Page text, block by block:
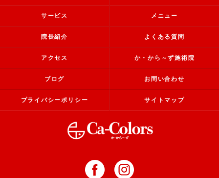
サービス メニュー
院長紹介 よくある質問
アクセス か・から～ず施術院
ブログ お問い合わせ
プライバシーポリシー サイトマップ